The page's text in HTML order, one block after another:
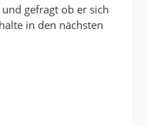
gefragt ob er sich
in den nächsten